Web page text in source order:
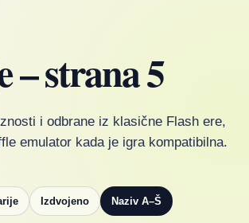
– strana 5
i odbrane iz klasične Flash ere,
emulator kada je igra kompatibilna.
Izdvojeno Naziv A–Š